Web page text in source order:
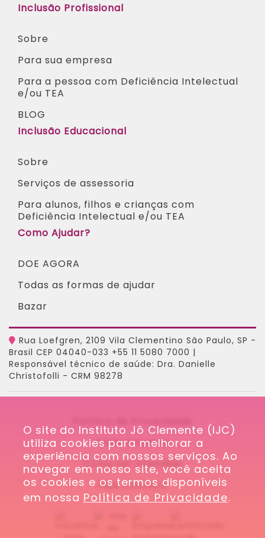
O site do Instituto Jô Clemente (IJC)
utiliza cookies para melhorar a
experiência com nossos serviços. Ao
navegar em nosso site, você aceita
os cookies e os termos disponíveis
em nossa Política de Privacidade.
Inclusão Profissional
Sobre
Para sua empresa
Para a pessoa com Deficiência Intelectual
e/ou TEA​
BLOG
Inclusão Educacional
Sobre
Serviços de assessoria
Para alunos, filhos e crianças com
Deficiência Intelectual e/ou TEA ​
Como Ajudar?
DOE AGORA
Todas as formas de ajudar
Bazar
Rua Loefgren, 2109 Vila Clementino São Paulo, SP -
Brasil CEP 04040-033 +55 11 5080 7000 |
Responsável técnico de saúde: Dra. Danielle
Christofolli - CRM 98278
Onde Estamos
Como ser Atendido
Fale Conosco